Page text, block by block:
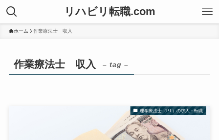
リハビリ転職.com
ホーム 作業療法士 収入
作業療法士 収入 – tag –
理学療法士（PT）の求人・転職